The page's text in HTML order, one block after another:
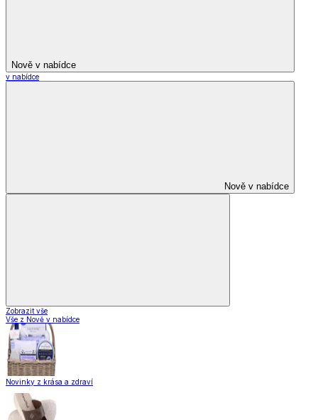
Nově v nabídce
v nabídce
Nově v nabídce
Zobrazit vše
Vše z Nově v nabídce
Novinky z krása a zdraví